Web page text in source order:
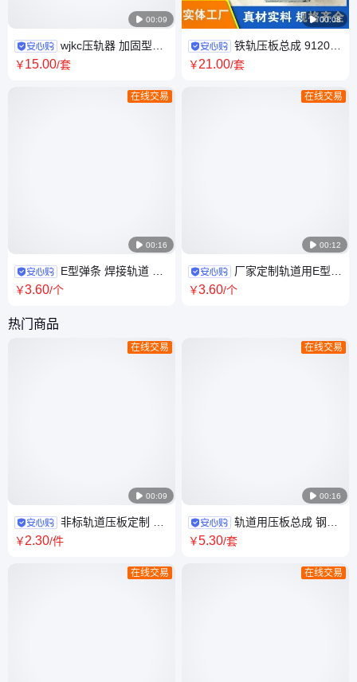
 00:09
wjkc压轨器 加固型双
孔压轨垫板 伟基铁路定制加工
￥15.00/套
 00:16
在线交易
E型弹条 焊接轨道 碳
钢铁挡板轨道扣件 伟基铁路
￥3.60/个
 00:08
铁轨压板总成 9120系
列 锻打 轨道焊接压轨器 伟基加
￥21.00/套
 00:12
在线交易
厂家定制轨道用E型弹
条 钢轨弹性扣件 伟基铁路
￥3.60/个
热门商品
 00:09
在线交易
非标轨道压板定制 钢
轨压块批发定做厂家 大量长期
￥2.30/件
在线交易
 00:16
在线交易
轨道用压板总成 钢轨
扣压焊接9120系列产品齐全 伟
￥5.30/套
在线交易